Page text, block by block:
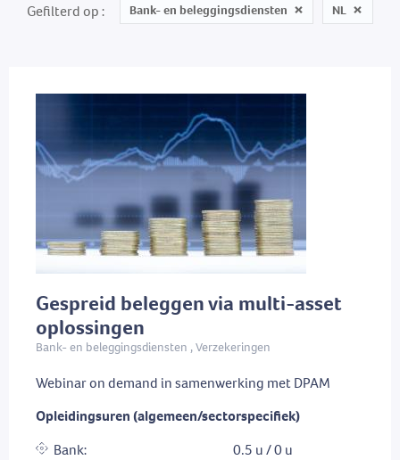
Gefilterd op Bank- en beleggingsdiensten NL
Gespreid beleggen via multi-asset
oplossingen
Bank- en beleggingsdiensten , Verzekeringen
Webinar on demand in samenwerking met DPAM
Opleidingsuren (algemeen/sectorspecifiek)
Bank:
0.5 u / 0 u